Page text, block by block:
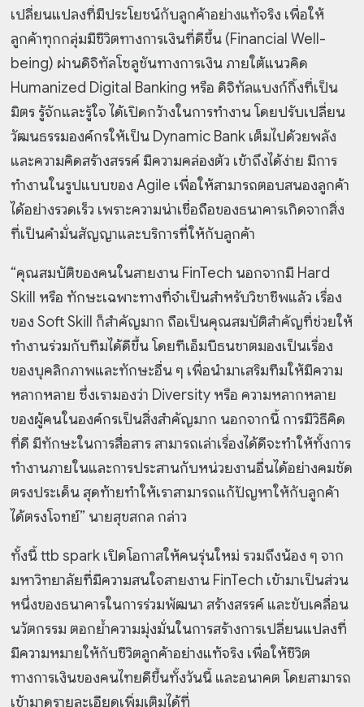
เปลี่ยนแปลงที่มีประโยชน์กับลูกค้าอย่างแท้จริง เพื่อให้
ลูกค้าทุกกลุ่มมีชีวิตทางการเงินที่ดีขึ้น (Financial Well-
being) ผ่านดิจิทัลโซลูชันทางการเงิน ภายใต้แนวคิด
Humanized Digital Banking หรือ ดิจิทัลแบงก์กิ้งที่เป็น
มิตร รู้จักและรู้ใจ ได้เปิดกว้างในการทำงาน โดยปรับเปลี่ยน
วัฒนธรรมองค์กรให้เป็น Dynamic Bank เต็มไปด้วยพลัง
และความคิดสร้างสรรค์ มีความคล่องตัว เข้าถึงได้ง่าย มีการ
ทำงานในรูปแบบของ Agile เพื่อให้สามารถตอบสนองลูกค้า
ได้อย่างรวดเร็ว เพราะความน่าเชื่อถือของธนาคารเกิดจากสิ่ง
ที่เป็นคำมั่นสัญญาและบริการที่ให้กับลูกค้า
“คุณสมบัติของคนในสายงาน FinTech นอกจากมี Hard
Skill หรือ ทักษะเฉพาะทางที่จำเป็นสำหรับวิชาชีพแล้ว เรื่อง
ของ Soft Skill ก็สำคัญมาก ถือเป็นคุณสมบัติสำคัญที่ช่วยให้
ทำงานร่วมกับทีมได้ดีขึ้น โดยทีเอ็มบีธนชาตมองเป็นเรื่อง
ของบุคลิกภาพและทักษะอื่น ๆ เพื่อนำมาเสริมทีมให้มีความ
หลากหลาย ซึ่งเรามองว่า Diversity หรือ ความหลากหลาย
ของผู้คนในองค์กรเป็นสิ่งสำคัญมาก นอกจากนี้ การมีวิธีคิด
ที่ดี มีทักษะในการสื่อสาร สามารถเล่าเรื่องได้ดีจะทำให้ทั้งการ
ทำงานภายในและการประสานกับหน่วยงานอื่นได้อย่างคมชัด
ตรงประเด็น สุดท้ายทำให้เราสามารถแก้ปัญหาให้กับลูกค้า
ได้ตรงโจทย์” นายสุขสกล กล่าว
ทั้งนี้ ttb spark เปิดโอกาสให้คนรุ่นใหม่ รวมถึงน้อง ๆ จาก
มหาวิทยาลัยที่มีความสนใจสายงาน FinTech เข้ามาเป็นส่วน
หนึ่งของธนาคารในการร่วมพัฒนา สร้างสรรค์ และขับเคลื่อน
นวัตกรรม ตอกย้ำความมุ่งมั่นในการสร้างการเปลี่ยนแปลงที่
มีความหมายให้กับชีวิตลูกค้าอย่างแท้จริง เพื่อให้ชีวิต
ทางการเงินของคนไทยดีขึ้นทั้งวันนี้ และอนาคต โดยสามารถ
เข้ามาดูรายละเอียดเพิ่มเติมได้ที่